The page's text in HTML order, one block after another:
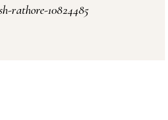
rathore-10824485